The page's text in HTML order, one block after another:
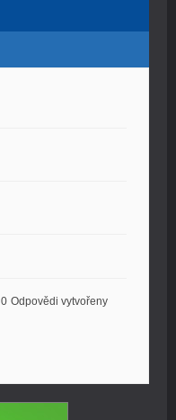
0 Odpovědi vytvořeny